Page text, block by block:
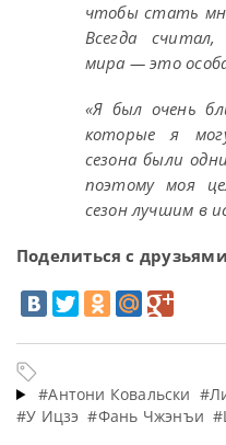
чтобы стать
Всегда
мира — это
«Я был очень
которые я
сезона были
поэтому моя
сезон лучшим в
Поделиться с
#Антони Ковальски
#У Ицзэ #Фань Чжэнъи